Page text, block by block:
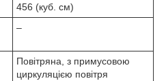
456 (куб. см)
–
Повітряна, з примусовою
циркуляцією повітря